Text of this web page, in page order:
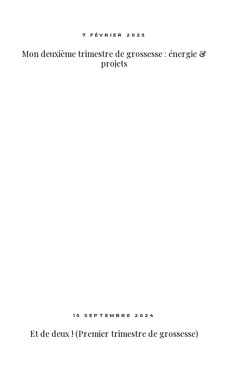
7 FÉVRIER 2025
Mon deuxième trimestre de grossesse : énergie &
projets
15 SEPTEMBRE 2024
Et de deux ! (Premier trimestre de grossesse)